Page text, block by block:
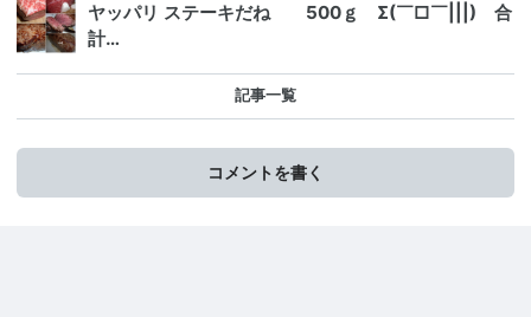
ヤッパリ ステーキだね 500ｇ Σ(￣□￣|||) 合
計…
記事一覧
コメントを書く